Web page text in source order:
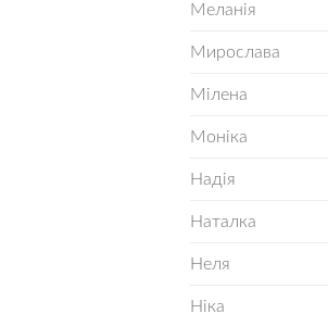
Меланія
Мирослава
Мілена
Моніка
Надія
Наталка
Неля
Ніка